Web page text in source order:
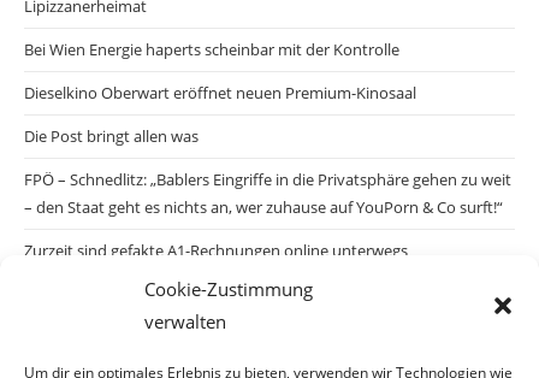
Cookie-Zustimmung
verwalten
Um dir ein optimales Erlebnis zu bieten, verwenden wir Technologien wie
Lipizzanerheimat
Bei Wien Energie haperts scheinbar mit der Kontrolle
Dieselkino Oberwart eröffnet neuen Premium-Kinosaal
Die Post bringt allen was
FPÖ – Schnedlitz: „Bablers Eingriffe in die Privatsphäre gehen zu weit
– den Staat geht es nichts an, wer zuhause auf YouPorn & Co surft!“
Zurzeit sind gefakte A1-Rechnungen online unterwegs
Salzburgs Juden und ihre Sicherheit: „Erst nach einem Anschlag wäre
die Gefahr endlich konkret!“
Biologisches Wunder in Ceuta